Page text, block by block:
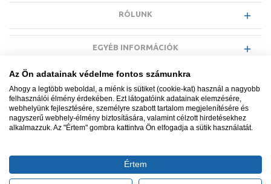
RÓLUNK
EGYÉB INFORMÁCIÓK
87052/2015.
Ügyfélszolgálat: +36 1 700 3500
Az Ön adatainak védelme fontos számunkra
Ahogy a legtöbb weboldal, a miénk is sütiket (cookie-kat) használ a nagyobb
felhasználói élmény érdekében. Ezt látogatóink adatainak elemzésére,
webhelyünk fejlesztésére, személyre szabott tartalom megjelenítésére és
nagyszerű webhely-élmény biztosítására, valamint célzott hirdetésekhez
alkalmazzuk. Az "Értem" gombra kattintva Ön elfogadja a sütik használatát.
Értem